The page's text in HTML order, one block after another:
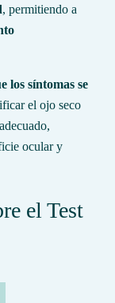
, permitiendo a
los síntomas se
el ojo seco
ocular y
el Test